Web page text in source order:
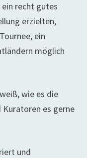
recht gutes
erzielten,
ein
möglich
wie es die
es gerne
und